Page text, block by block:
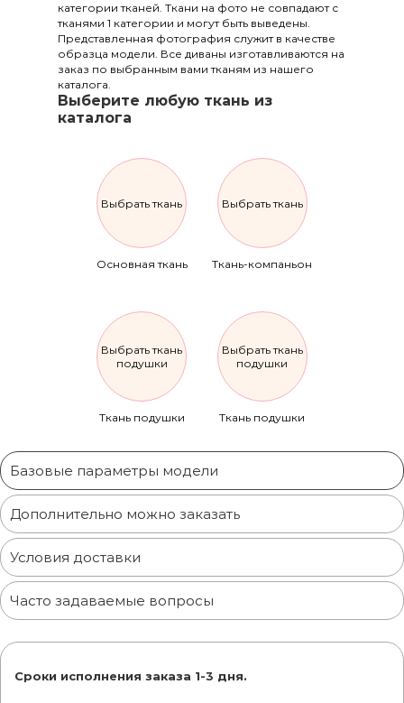
категории тканей. Ткани на фото не совпадают с
тканями 1 категории и могут быть выведены.
Представленная фотография служит в качестве
образца модели. Все диваны изготавливаются на
заказ по выбранным вами тканям из нашего
каталога.
Выберите любую ткань из
каталога
Выбрать ткань
Основная ткань
Выбрать ткань
Ткань-компаньон
Выбрать ткань
подушки
Ткань подушки
Выбрать ткань
подушки
Ткань подушки
Базовые параметры модели
Дополнительно можно заказать
Условия доставки
Часто задаваемые вопросы
Сроки исполнения заказа 1-3 дня.